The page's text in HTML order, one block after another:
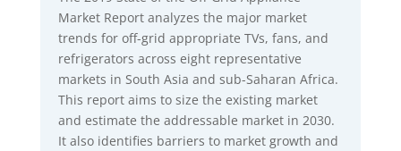
Market Report analyzes the major market
trends for off-grid appropriate TVs, fans, and
refrigerators across eight representative
markets in South Asia and sub-Saharan Africa.
This report aims to size the existing market
and estimate the addressable market in 2030.
It also identifies barriers to market growth and